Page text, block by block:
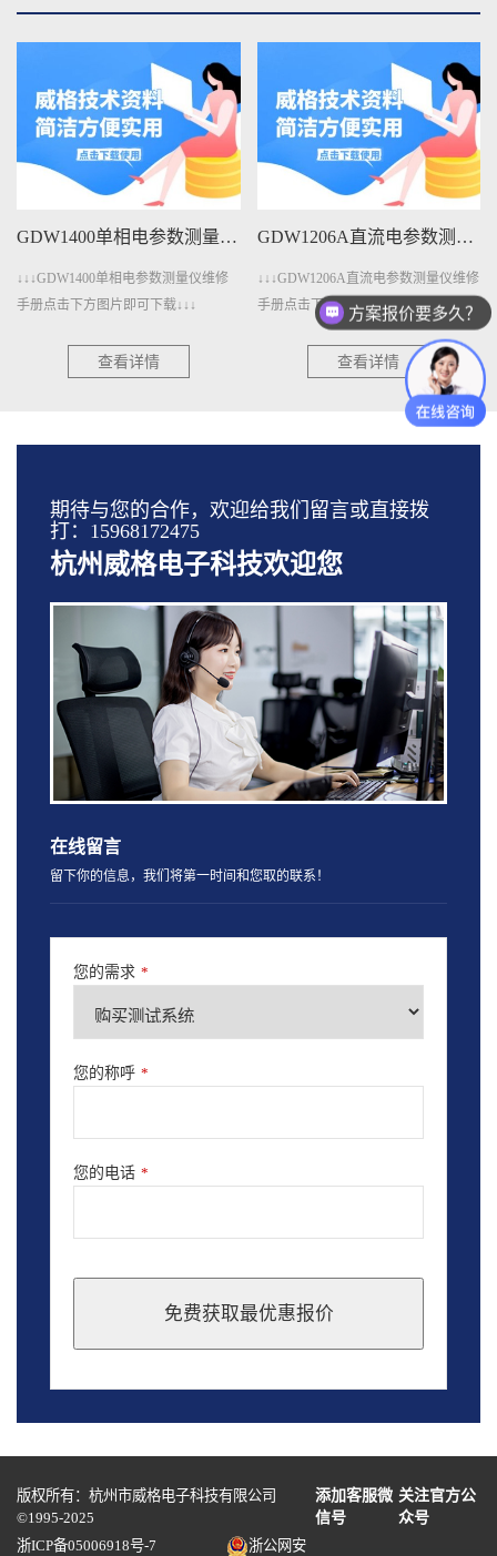
GDW1400单相电参数测量仪维修手册下载
↓↓↓GDW1400单相电参数测量仪维修
手册点击下方图片即可下载↓↓↓
查看详情
GDW1206A直流电参数测量仪维修手册下载
↓↓↓GDW1206A直流电参数测量仪维修
手册点击下方图片即可下载↓↓↓
查看详情
期待与您的合作，欢迎给我们留言或直接拨
打：15968172475
杭州威格电子科技欢迎您
在线留言
留下你的信息，我们将第一时间和您取的联系！
您的需求 *
您的称呼 *
您的电话 *
免费获取最优惠报价
should
blank
版权所有：杭州市威格电子科技有限公司
©1995-2025
添加客服微
信号
关注官方公
众号
浙ICP备05006918号-7
浙公网安
方案报价要多久？